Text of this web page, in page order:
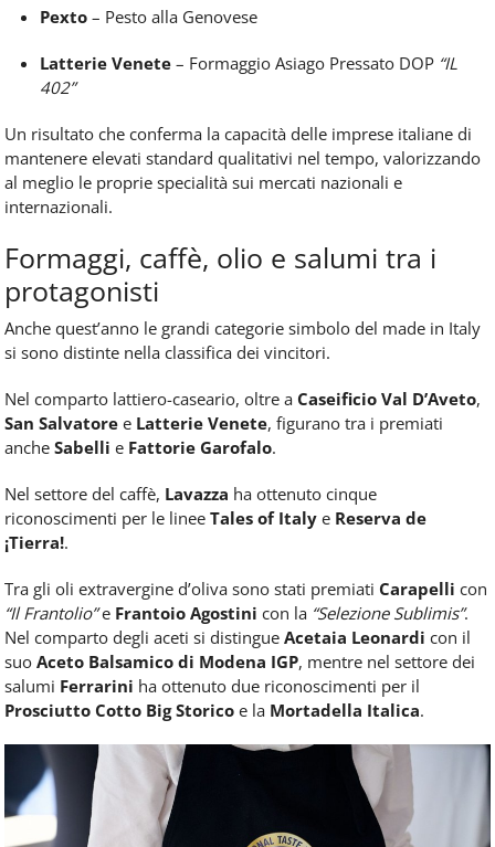
Pexto – Pesto alla Genovese
Latterie Venete – Formaggio Asiago Pressato DOP “IL
402”
Un risultato che conferma la capacità delle imprese italiane di
mantenere elevati standard qualitativi nel tempo, valorizzando
al meglio le proprie specialità sui mercati nazionali e
internazionali.
Formaggi, caffè, olio e salumi tra i
protagonisti
Anche quest’anno le grandi categorie simbolo del made in Italy
si sono distinte nella classifica dei vincitori.
Nel comparto lattiero-caseario, oltre a Caseificio Val D’Aveto,
San Salvatore e Latterie Venete, figurano tra i premiati
anche Sabelli e Fattorie Garofalo.
Nel settore del caffè, Lavazza ha ottenuto cinque
riconoscimenti per le linee Tales of Italy e Reserva de
¡Tierra!.
Tra gli oli extravergine d’oliva sono stati premiati Carapelli con
“Il Frantolio”e Frantoio Agostini con la “Selezione Sublimis”.
Nel comparto degli aceti si distingue Acetaia Leonardi con il
suo Aceto Balsamico di Modena IGP, mentre nel settore dei
salumi Ferrarini ha ottenuto due riconoscimenti per il
Prosciutto Cotto Big Storico e la Mortadella Italica.